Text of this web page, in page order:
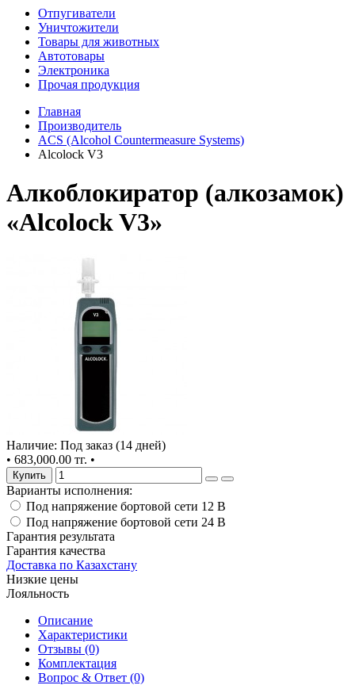
Отпугиватели
Уничтожители
Товары для животных
Автотовары
Электроника
Прочая продукция
Главная
Производитель
ACS (Alcohol Countermeasure Systems)
Alcolock V3
Алкоблокиратор (алкозамок)
«Alcolock V3»
Наличие: Под заказ (14 дней)
• 683,000.00 тг. •
Купить
Варианты исполнения:
Под напряжение бортовой сети 12 В
Под напряжение бортовой сети 24 В
Гарантия результата
Гарантия качества
Доставка по Казахстану
Низкие цены
Лояльность
Описание
Характеристики
Отзывы (0)
Комплектация
Вопрос & Ответ (0)